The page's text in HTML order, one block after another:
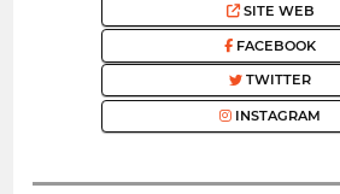
SITE WEB
FACEBOOK
TWITTER
INSTAGRAM